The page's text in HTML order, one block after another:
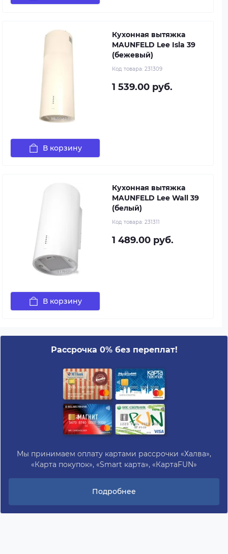
Кухонная вытяжка
MAUNFELD Lee Isla 39
(бежевый)
Код товара: 231309
1 539.00 руб.
В корзину
Кухонная вытяжка
MAUNFELD Lee Wall 39
(белый)
Код товара: 231311
1 489.00 руб.
В корзину
Рассрочка 0% без переплат!
Мы принимаем оплату картами рассрочки «Халва»,
«Карта покупок», «Smart карта», «КартаFUN»
Подробнее